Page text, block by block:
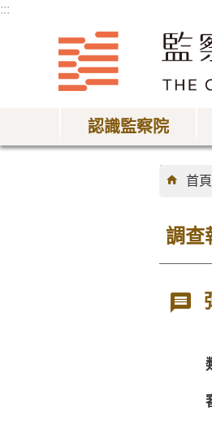
:::
認識監察院
:::
首頁
調查